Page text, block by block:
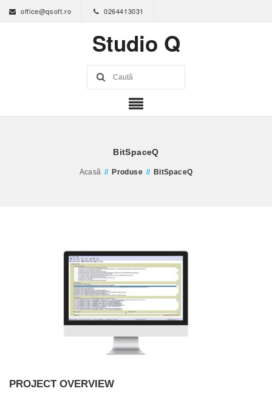
office@qsoft.ro 0264413031
Studio Q
BitSpaceQ
Acasă // Produse // BitSpaceQ
PROJECT OVERVIEW